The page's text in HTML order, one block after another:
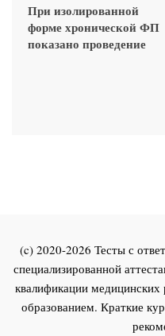
При изолированной
форме хронической ФП
показано проведение
(c) 2020-2026 Тесты с
специализированной
квалификации медицинских
образованием. Краткие